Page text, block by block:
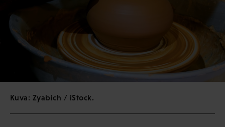
Kuva: Zyabich / iStock.